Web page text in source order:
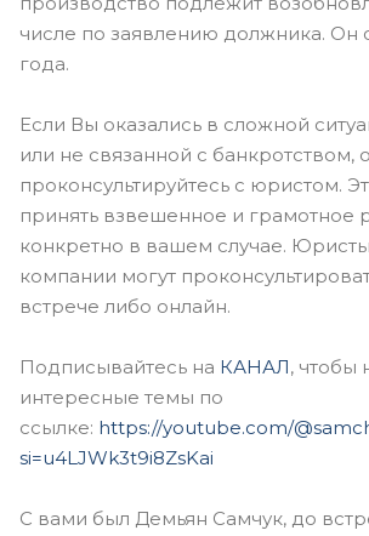
числе по заявлению должника. Он
года.
Если Вы оказались в сложной
или не связанной с банкротством,
проконсультируйтесь с юристом.
принять взвешенное и грамотное
конкретно в вашем случае.
компании могут
встрече либо онлайн.
Подписывайтесь на КАНАЛ, чтобы
интересные темы по
ссылке: https://youtube.com/
si=u4LJWk3t9i8ZsKai
С вами был Демьян Самчук, до